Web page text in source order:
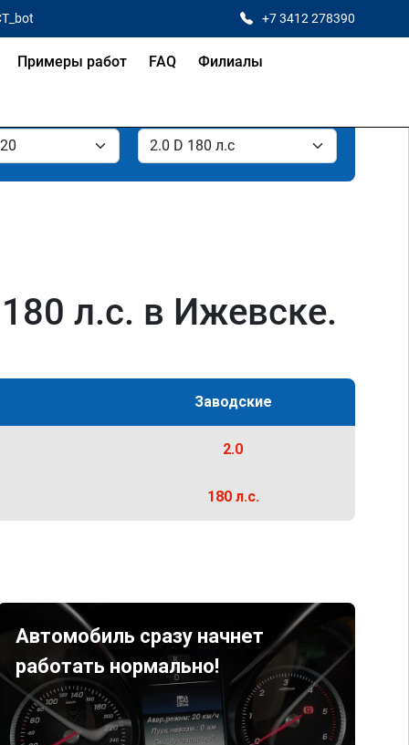
+7 3412 278390
Примеры работ FAQ Филиалы
л.с. в Ижевске.
Заводские
2.0
180 л.с.
Автомобиль сразу начнет
работать нормально!